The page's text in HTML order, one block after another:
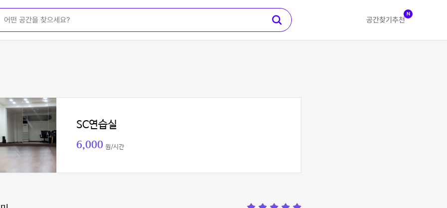
공간찾기 추천
N
SC연습실
6,000 원/시간